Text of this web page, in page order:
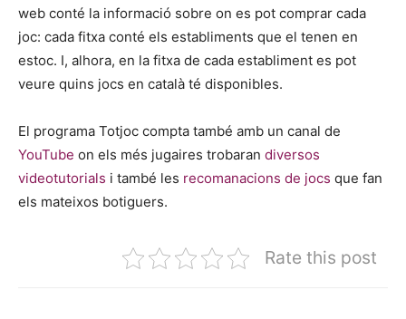
web conté la informació sobre on es pot comprar cada
joc: cada fitxa conté els establiments que el tenen en
estoc. I, alhora, en la fitxa de cada establiment es pot
veure quins jocs en català té disponibles.
El programa Totjoc compta també amb un canal de
YouTube on els més jugaires trobaran diversos
videotutorials i també les recomanacions de jocs que fan
els mateixos botiguers.
Rate this post